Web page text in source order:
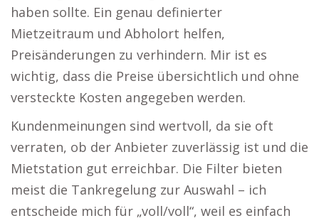
haben sollte. Ein genau definierter
Mietzeitraum und Abholort helfen,
Preisänderungen zu verhindern. Mir ist es
wichtig, dass die Preise übersichtlich und ohne
versteckte Kosten angegeben werden.
Kundenmeinungen sind wertvoll, da sie oft
verraten, ob der Anbieter zuverlässig ist und die
Mietstation gut erreichbar. Die Filter bieten
meist die Tankregelung zur Auswahl – ich
entscheide mich für „voll/voll“, weil es einfach